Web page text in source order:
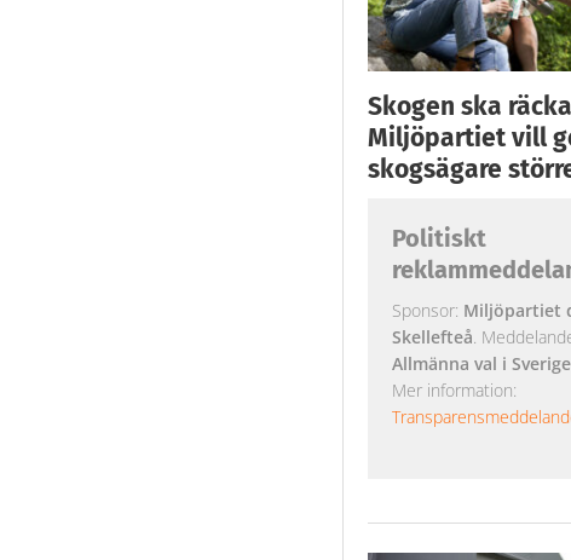
Skogen ska
Miljöpartiet vill
skogsägare
Politiskt
Sponsor: Miljöpartiet
Skellefteå.
Allmänna val i
Mer information: